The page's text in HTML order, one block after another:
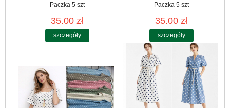
Paczka 5 szt
35.00 zł
szczegóły
Paczka 5 szt
35.00 zł
szczegóły